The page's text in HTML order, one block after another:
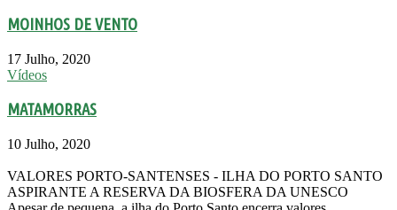
MOINHOS DE VENTO
17 Julho, 2020
Vídeos
MATAMORRAS
10 Julho, 2020
VALORES PORTO-SANTENSES - ILHA DO PORTO SANTO
ASPIRANTE A RESERVA DA BIOSFERA DA UNESCO